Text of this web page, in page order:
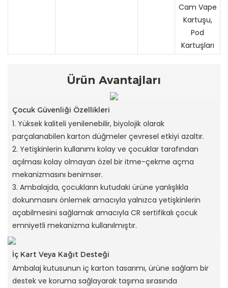
Cam Vape
Kartuşu,
Pod
Kartuşları
Ürün Avantajları
Çocuk Güvenliği Özellikleri
1. Yüksek kaliteli yenilenebilir, biyolojik olarak
parçalanabilen karton düğmeler çevresel etkiyi azaltır.
2. Yetişkinlerin kullanımı kolay ve çocuklar tarafından
açılması kolay olmayan özel bir itme-çekme açma
mekanizmasını benimser.
3. Ambalajda, çocukların kutudaki ürüne yanlışlıkla
dokunmasını önlemek amacıyla yalnızca yetişkinlerin
açabilmesini sağlamak amacıyla CR sertifikalı çocuk
emniyetli mekanizma kullanılmıştır.
İç Kart Veya Kağıt Desteği
Ambalaj kutusunun iç karton tasarımı, ürüne sağlam bir
destek ve koruma sağlayarak taşıma sırasında